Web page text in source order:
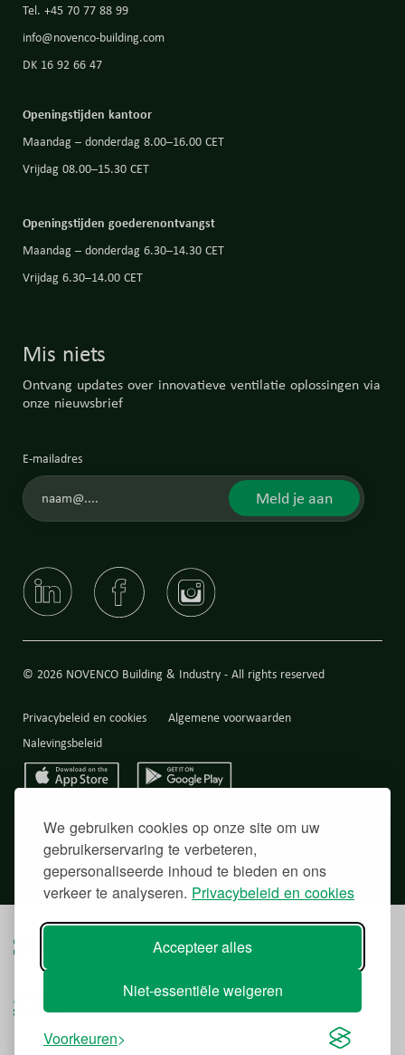
We gebruiken cookies op onze site om uw
gebruikerservaring te verbeteren,
gepersonaliseerde inhoud te bieden en ons
verkeer te analyseren. Privacybeleid en cookies
Accepteer alles
Niet-essentiële weigeren
Voorkeuren
Mis niets
Ontvang updates over innovatieve ventilatie oplossingen via
onze nieuwsbrief
E-mailadres
Meld je aan
Tel. +45 70 77 88 99
info@novenco-building.com
DK 16 92 66 47
Openingstijden kantoor
Maandag – donderdag 8.00–16.00 CET
Vrijdag 08.00–15.30 CET
Openingstijden goederenontvangst
Maandag – donderdag 6.30–14.30 CET
Vrijdag 6.30–14.00 CET
© 2026 NOVENCO Building & Industry - All rights reserved
Privacybeleid en cookies
Algemene voorwaarden
Nalevingsbeleid
Back to top